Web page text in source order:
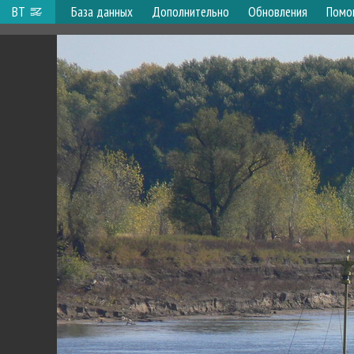
ВТ База данных Дополнительно Обновления